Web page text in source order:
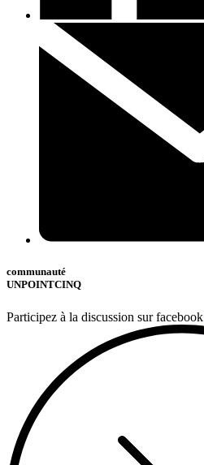
communauté
UNPOINTCINQ
Participez à la discussion sur facebook